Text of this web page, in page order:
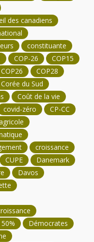
des canadiens
constituante
COP-26
COP15
COP26
COP28
Corée du Sud
Coût de la vie
covid-zéro
CP-CC
croissance
CUPE
Danemark
Davos
Démocrates